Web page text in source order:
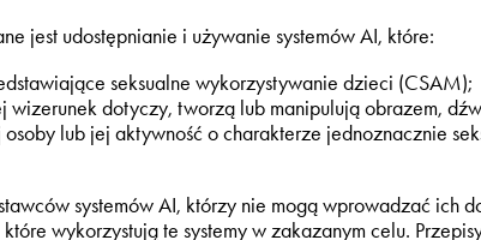
jest udostępnianie i używanie systemów AI, które:
seksualne wykorzystywanie dzieci (CSAM);
wizerunek dotyczy, tworzą lub manipulują obrazem,
osoby lub jej aktywność o charakterze jednoznacznie
systemów AI, którzy nie mogą wprowadzać ich
wykorzystują te systemy w zakazanym celu.